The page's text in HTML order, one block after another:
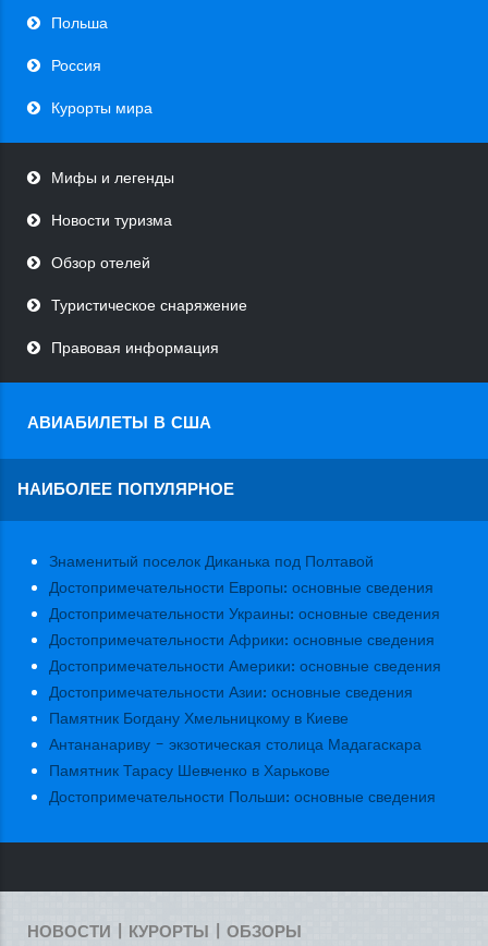
Польша
Россия
Курорты мира
Мифы и легенды
Новости туризма
Обзор отелей
Туристическое снаряжение
Правовая информация
АВИАБИЛЕТЫ В США
НАИБОЛЕЕ ПОПУЛЯРНОЕ
Знаменитый поселок Диканька под Полтавой
Достопримечательности Европы: основные сведения
Достопримечательности Украины: основные сведения
Достопримечательности Африки: основные сведения
Достопримечательности Америки: основные сведения
Достопримечательности Азии: основные сведения
Памятник Богдану Хмельницкому в Киеве
Антананариву - экзотическая столица Мадагаскара
Памятник Тарасу Шевченко в Харькове
Достопримечательности Польши: основные сведения
НОВОСТИ | КУРОРТЫ | ОБЗОРЫ